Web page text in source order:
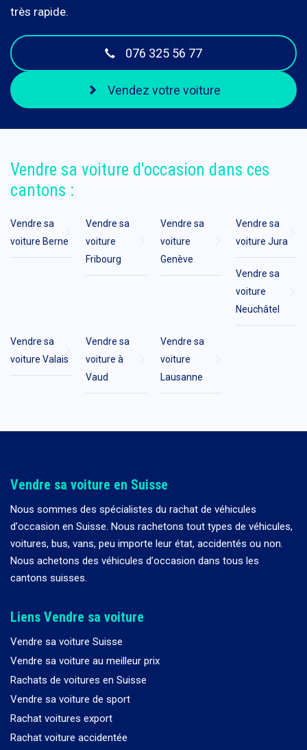
très rapide.
076 325 56 77
Vendez votre voiture
Vendre sa voiture d'occasion dans ces
cantons :
Vendre sa
voiture Berne
Vendre sa
voiture
Fribourg
Vendre sa
voiture
Genève
Vendre sa
voiture Jura
Vendre sa
voiture
Neuchâtel
Vendre sa
voiture Valais
Vendre sa
voiture à
Vaud
Vendre sa
voiture
Lausanne
Vendre sa voiture en Suisse
Nous sommes des spécialistes du rachat de véhicules
d’occasion en Suisse. Nous rachetons tout types de véhicules,
voitures, bus, vans, peu importe leur état, accidentés ou non.
Nous achetons des véhicules d’occasion dans tous les
cantons suisses.
Liens Vendre sa voiture
Vendre sa voiture Suisse
Vendre sa voiture au meilleur prix
Rachats de voitures en Suisse
Vendre sa voiture de sport
Rachat voitures export
Rachat voiture accidentée